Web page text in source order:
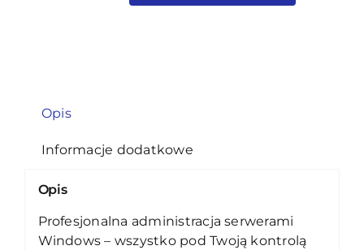
Profesjonalna
Opis
Informacje dodatkowe
Opis
Profesjonalna administracja serwerami
Windows – wszystko pod Twoją kontrolą